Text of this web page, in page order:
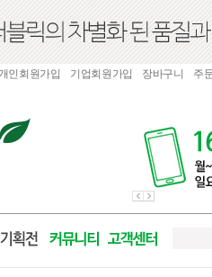
인회원가입 기업회원가입 장바구니 주